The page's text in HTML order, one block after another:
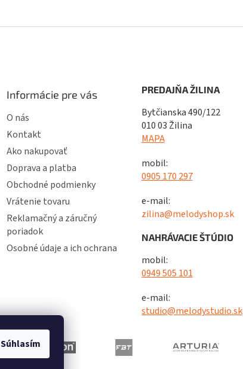
Súhlasím
Informácie pre vás
O nás
Kontakt
Ako nakupovať
Doprava a platba
Obchodné podmienky
Vrátenie tovaru
Reklamačný a záručný
poriadok
Osobné údaje a ich ochrana
PREDAJŇA ŽILINA
Bytčianska 490/122
010 03 Žilina
MAPA
mobil:
0905 170 297
e-mail:
zilina@melodyshop.sk
NAHRÁVACIE ŠTÚDIO
mobil:
0949 505 101
e-mail:
studio@melodystudio.sk